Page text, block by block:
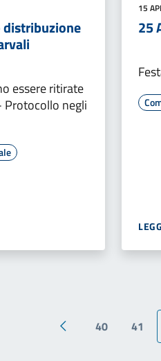
distribuzione
essere ritirate
Protocollo negli
15
25
Pagina precedente
40 41